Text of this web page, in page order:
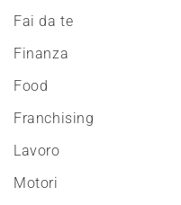
Fai da te
Finanza
Food
Franchising
Lavoro
Motori